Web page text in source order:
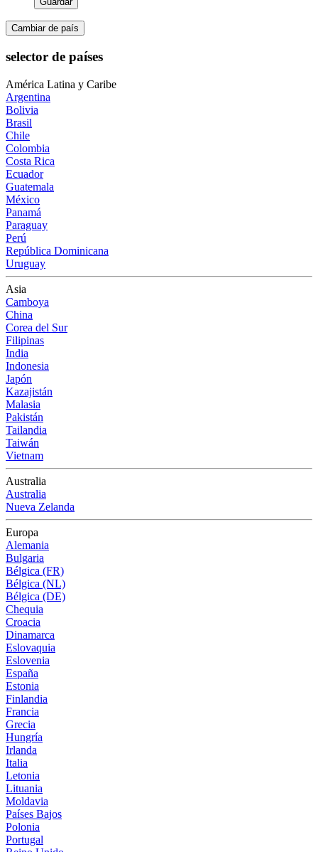
Cambiar de país
selector de países
América Latina y Caribe
Argentina
Bolivia
Brasil
Chile
Colombia
Costa Rica
Ecuador
Guatemala
México
Panamá
Paraguay
Perú
República Dominicana
Uruguay
Asia
Camboya
China
Corea del Sur
Filipinas
India
Indonesia
Japón
Kazajistán
Malasia
Pakistán
Tailandia
Taiwán
Vietnam
Australia
Australia
Nueva Zelanda
Europa
Alemania
Bulgaria
Bélgica (FR)
Bélgica (NL)
Bélgica (DE)
Chequia
Croacia
Dinamarca
Eslovaquia
Eslovenia
España
Estonia
Finlandia
Francia
Grecia
Hungría
Irlanda
Italia
Letonia
Lituania
Moldavia
Países Bajos
Polonia
Portugal